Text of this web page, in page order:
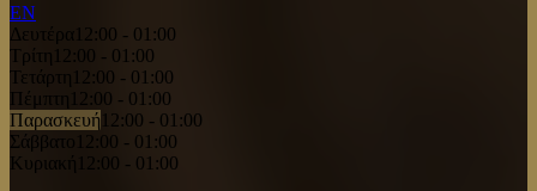
EN
Δευτέρα 12:00 - 01:00
Τρίτη 12:00 - 01:00
Τετάρτη 12:00 - 01:00
Πέμπτη 12:00 - 01:00
Παρασκευή 12:00 - 01:00
Σάββατο 12:00 - 01:00
Κυριακή 12:00 - 01:00